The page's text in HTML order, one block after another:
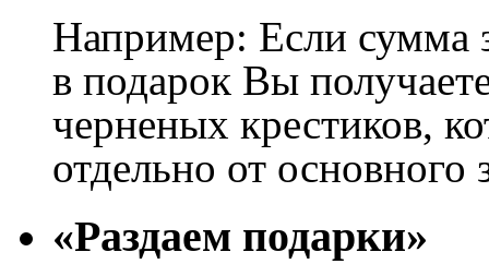
Например: Если сумма
в подарок Вы
черненых крестиков,
отдельно от основного
«Раздаем подарки»